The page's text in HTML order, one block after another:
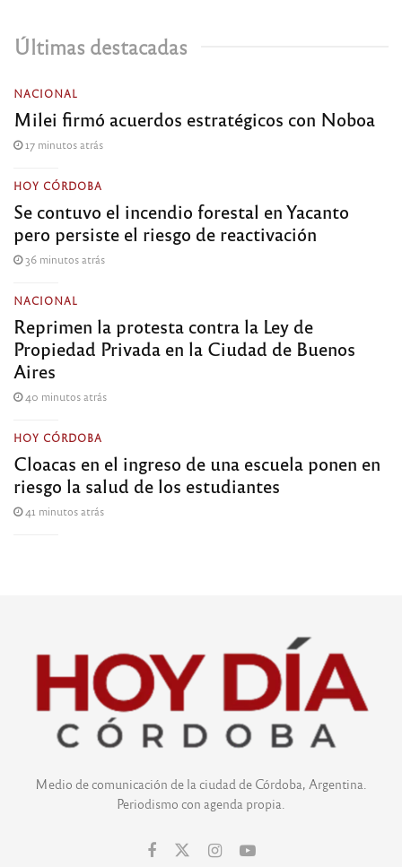
Últimas destacadas
NACIONAL
Milei firmó acuerdos estratégicos con Noboa
17 minutos atrás
HOY CÓRDOBA
Se contuvo el incendio forestal en Yacanto
pero persiste el riesgo de reactivación
36 minutos atrás
NACIONAL
Reprimen la protesta contra la Ley de
Propiedad Privada en la Ciudad de Buenos
Aires
40 minutos atrás
HOY CÓRDOBA
Cloacas en el ingreso de una escuela ponen en
riesgo la salud de los estudiantes
41 minutos atrás
Medio de comunicación de la ciudad de Córdoba, Argentina.
Periodismo con agenda propia.